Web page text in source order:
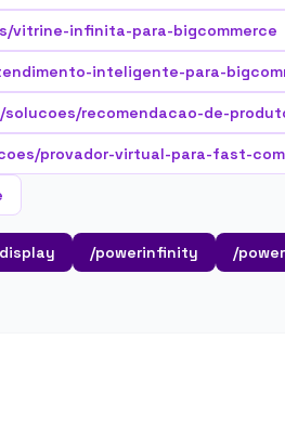
vitrine-infinita-para-bigcommerce
inteligente-para-
/solucoes/recomendacao-de-
provador-virtual-para-fast-
/powerinfinity /